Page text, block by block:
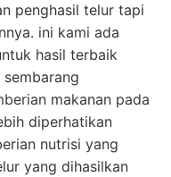
penghasil telur tapi
ini kami ada
hasil terbaik
makanan pada
diperhatikan
nutrisi yang
yang dihasilkan